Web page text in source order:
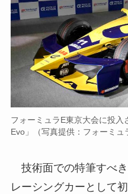
フォーミュラE東京大会に投
Evo」（写真提供：フォーミュ
技術面での特筆すべ
レーシングカーとして